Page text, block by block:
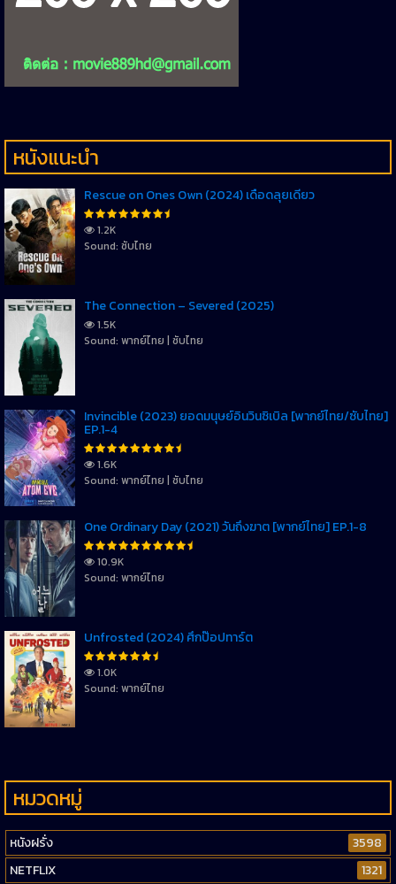
หนังแนะนำ
Rescue on Ones Own (2024) เดือดลุยเดี่ยว
1.2K
Sound: ซับไทย
The Connection – Severed (2025)
1.5K
Sound: พากย์ไทย | ซับไทย
Invincible (2023) ยอดมนุษย์อินวินซิเบิล [พากย์ไทย/ซับไทย]
EP.1-4
1.6K
Sound: พากย์ไทย | ซับไทย
One Ordinary Day (2021) วันถึงฆาต [พากย์ไทย] EP.1-8
10.9K
Sound: พากย์ไทย
Unfrosted (2024) ศึกป๊อปทาร์ต
1.0K
Sound: พากย์ไทย
หมวดหมู่
หนังฝรั่ง
3598
NETFLIX
1321